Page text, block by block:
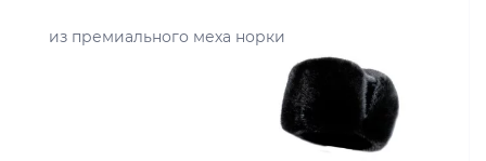
из премиального меха норки